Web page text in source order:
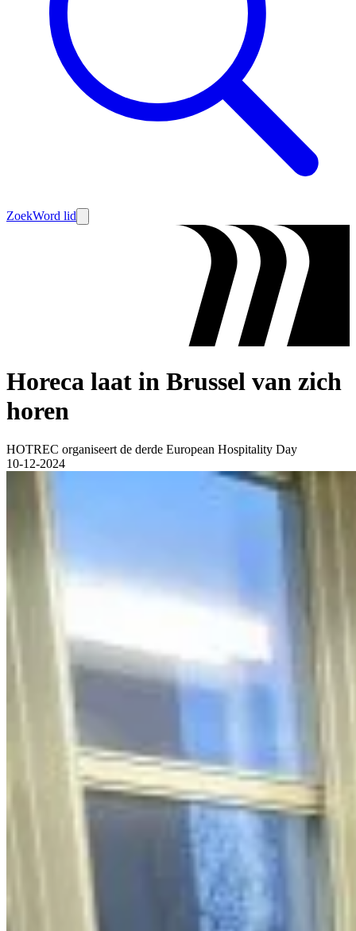
ZoekWord lid
Horeca laat in Brussel van zich
horen
HOTREC organiseert de derde European Hospitality Day
10-12-2024